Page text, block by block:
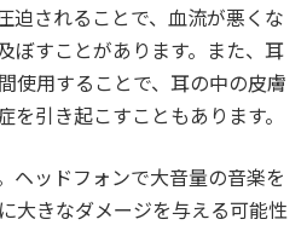
迫されることで、血流が悪くな
ぼすことがあります。また、耳
使用することで、耳の中の皮膚
引き起こすこともあります。
ヘッドフォンで大音量の音楽を
大きなダメージを与える可能性